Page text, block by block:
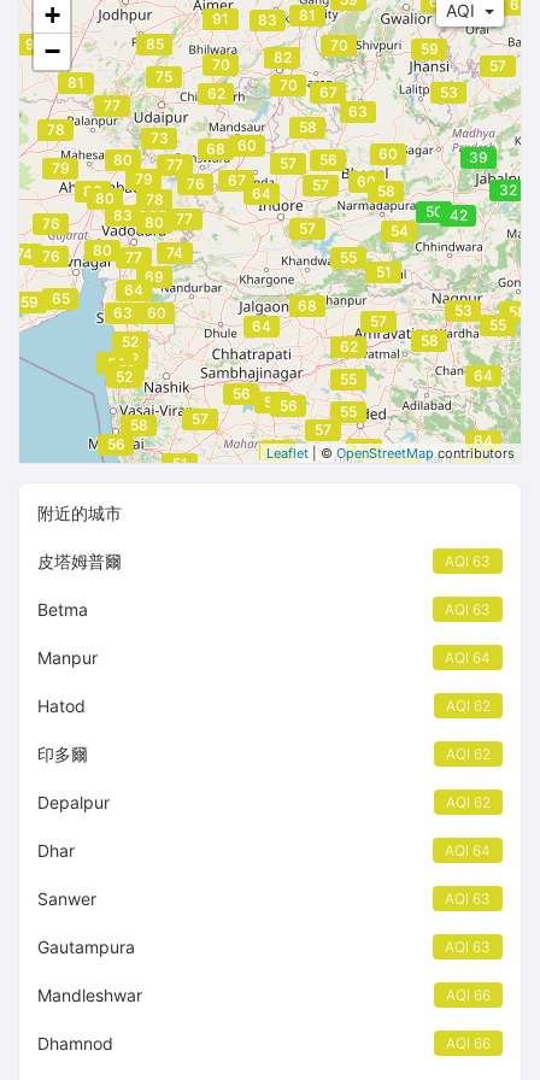
AQI
74
54
52
57
50
5452
57
68
55
52
58
63
51
54
62
82
42
79
56
70
67
80
64
80
56
76 60
59
64
75
51
52
77
57
55
68
78
64
58
58
83
60
76
91
63
64
55
56
65
96
63
56
58
78
57
62
32
76
58
73
64
57
85
69
80
57
39
80
53
77
83
57
67
60
79
81
70
70
59
74
53
77
56
58
80
55
57
60
64
81
57
77
+
−
Leaflet | ©OpenStreetMapcontributors
附近的城市
皮塔姆普爾 AQI 63
Betma AQI 63
Manpur AQI 64
Hatod AQI 62
印多爾 AQI 62
Depalpur AQI 62
Dhar AQI 64
Sanwer AQI 63
Gautampura AQI 63
Mandleshwar AQI 66
Dhamnod AQI 66